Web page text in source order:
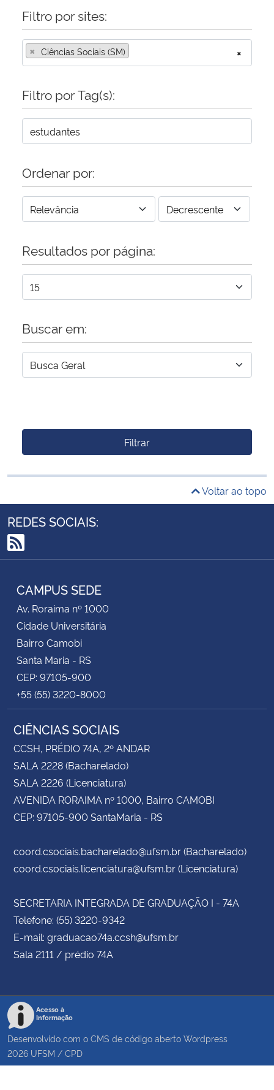
Filtro por sites:
×
× Ciências Sociais (SM)
Filtro por Tag(s):
Ordenar por:
Resultados por página:
Buscar em:
Filtrar
Voltar ao topo
REDES SOCIAIS:
RSS
CAMPUS SEDE
Av. Roraima nº 1000
Cidade Universitária
Bairro Camobi
Santa Maria - RS
CEP: 97105-900
+55 (55) 3220-8000
CIÊNCIAS SOCIAIS
CCSH, PRÉDIO 74A, 2º ANDAR
SALA 2228 (Bacharelado)
SALA 2226 (Licenciatura)
AVENIDA RORAIMA nº 1000, Bairro CAMOBI
CEP: 97105-900 SantaMaria - RS
coord.csociais.bacharelado@ufsm.br (Bacharelado)
coord.csociais.licenciatura@ufsm.br (Licenciatura)
SECRETARIA INTEGRADA DE GRADUAÇÃO I - 74A
Telefone: (55) 3220-9342
E-mail: graduacao74a.ccsh@ufsm.br
Sala 2111 / prédio 74A
Acesso à
Informação
Desenvolvido com o CMS de código aberto Wordpress
2026 UFSM / CPD